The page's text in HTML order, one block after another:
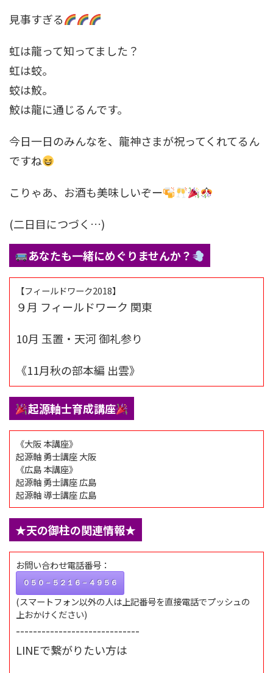
見事すぎる
虹は龍って知ってました？
虹は蛟。
蛟は鮫。
鮫は龍に通じるんです。
今日一日のみんなを、龍神さまが祝ってくれてるん
ですね
こりゃあ、お酒も美味しいぞー
(二日目につづく…)
あなたも一緒にめぐりませんか？
【フィールドワーク2018】
９月 フィールドワーク 関東
10月 玉置・天河 御礼参り
《11月秋の部本編 出雲》
起源軸士育成講座
《大阪 本講座》
起源軸 勇士講座 大阪
《広島 本講座》
起源軸 勇士講座 広島
起源軸 導士講座 広島
★天の御柱の関連情報★
お問い合わせ電話番号：
０５０－５２１６－４９５６
(スマートフォン以外の人は上記番号を直接電話でプッシュの
上おかけください)
-----------------------------
LINEで繋がりたい方は